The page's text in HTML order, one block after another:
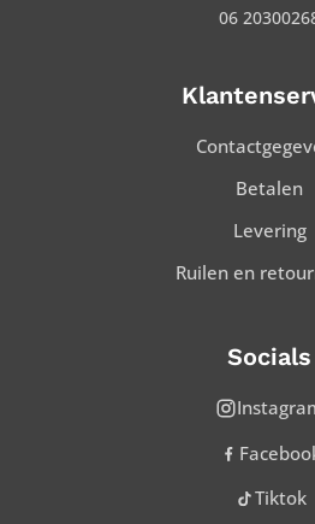
06
Betalen
Levering
Ruilen en
Socials
Tiktok